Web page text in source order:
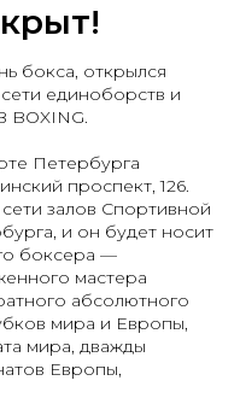
бокса, открылся
единоборств и
BOXING.
Петербурга
проспект, 126.
залов Спортивной
и он будет носит
боксера —
мастера
абсолютного
мира и Европы,
мира, дважды
Европы,